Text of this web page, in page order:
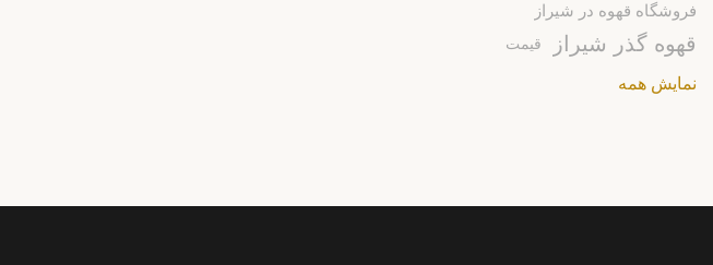
فروشگاه قهوه در شیراز
قهوه گذر شیراز قیمت
نمایش همه